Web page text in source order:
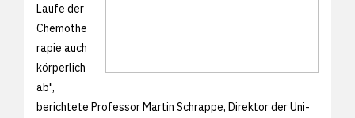
Laufe der
Chemothe
rapie auch
körperlich
ab",
berichtete Professor Martin Schrappe, Direktor der Uni-